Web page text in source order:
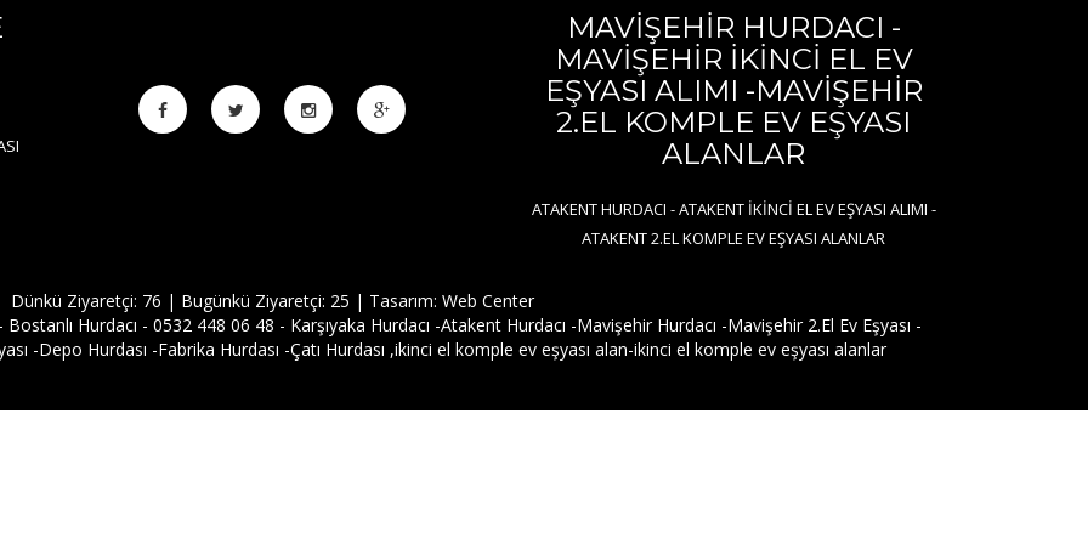
MAVİŞEHİR HURDACI -
MAVİŞEHİR İKİNCİ EL EV
EŞYASI ALIMI -MAVİŞEHİR
2.EL KOMPLE EV EŞYASI
ALANLAR
ATAKENT HURDACI - ATAKENT İKİNCİ EL EV EŞYASI ALIMI -
ATAKENT 2.EL KOMPLE EV EŞYASI ALANLAR
Dünkü Ziyaretçi: 76 | Bugünkü Ziyaretçi: 25 | Tasarım: Web Center
Hurdacı - 0532 448 06 48 - Karşıyaka Hurdacı -Atakent Hurdacı -Mavişehir Hurdacı -Mavişehir 2.El Ev Eşyası -
-Depo Hurdası -Fabrika Hurdası -Çatı Hurdası ,ikinci el komple ev eşyası alan-ikinci el komple ev eşyası alanlar